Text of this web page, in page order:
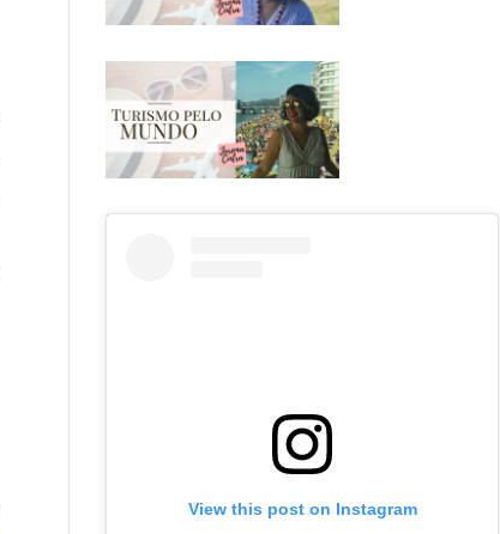
View this post on Instagram